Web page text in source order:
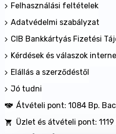
Felhasználási feltételek
Adatvédelmi szabályzat
CIB Bankkártyás Fizetési
Kérdések és válaszok
Elállás a szerződéstől
Jó tudni
Átvételi pont: 1084 Bp.
Üzlet és átvételi pont: